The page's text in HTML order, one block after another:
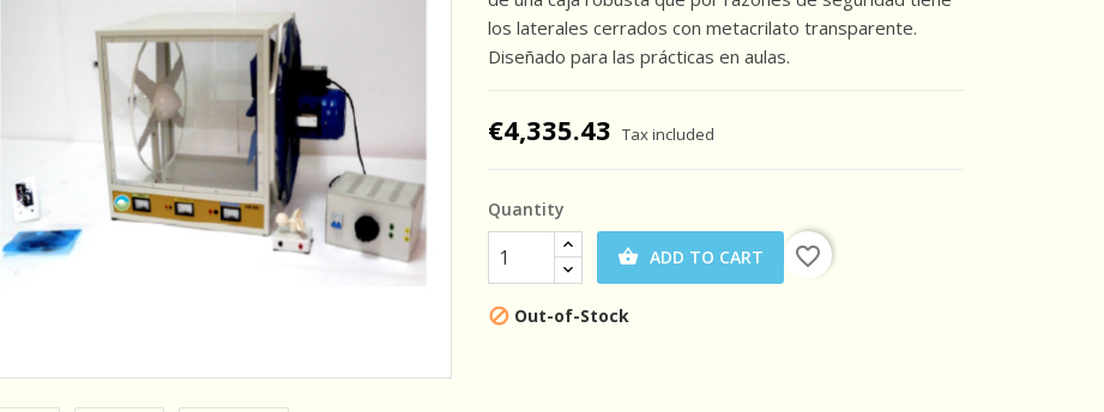
los laterales cerrados con metacrilato transparente.
Diseñado para las prácticas en aulas.
€4,335.43 Tax included
Quantity
 ADD TO CART favorite_border
 Out-of-Stock